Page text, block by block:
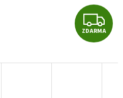
Z
D
A
ZDARMA